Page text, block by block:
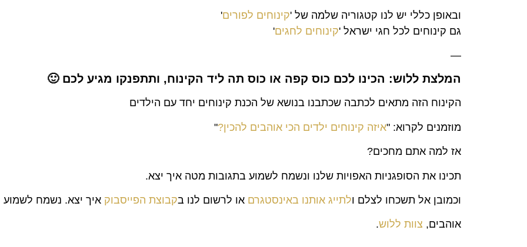
ובאופן כללי יש לנו קטגוריה שלמה של 'קינוחים לפורים'
גם קינוחים לכל חגי ישראל 'קינוחים לחגים'
—
המלצת ללוש: הכינו לכם כוס קפה או כוס תה ליד הקינוח, ותתפנקו מגיע לכם 🙂
הקינוח הזה מתאים לכתבה שכתבנו בנושא של הכנת קינוחים יחד עם הילדים
מוזמנים לקרוא: "איזה קינוחים ילדים הכי אוהבים להכין?"
אז למה אתם מחכים?
תכינו את הסופגניות האפויות שלנו ונשמח לשמוע בתגובות מטה איך יצא.
וכמובן אל תשכחו לצלם ולתייג אותנו באינסטגרם או לרשום לנו בקבוצת הפייסבוק איך יצא. נשמח לשמוע
אוהבים, צוות ללוש.